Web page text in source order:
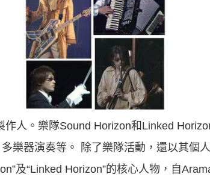
人。樂隊Sound Horizon和Linked
樂器演奏等。 除了樂隊活動，還以其個
及“Linked Horizon”的核心人物，自